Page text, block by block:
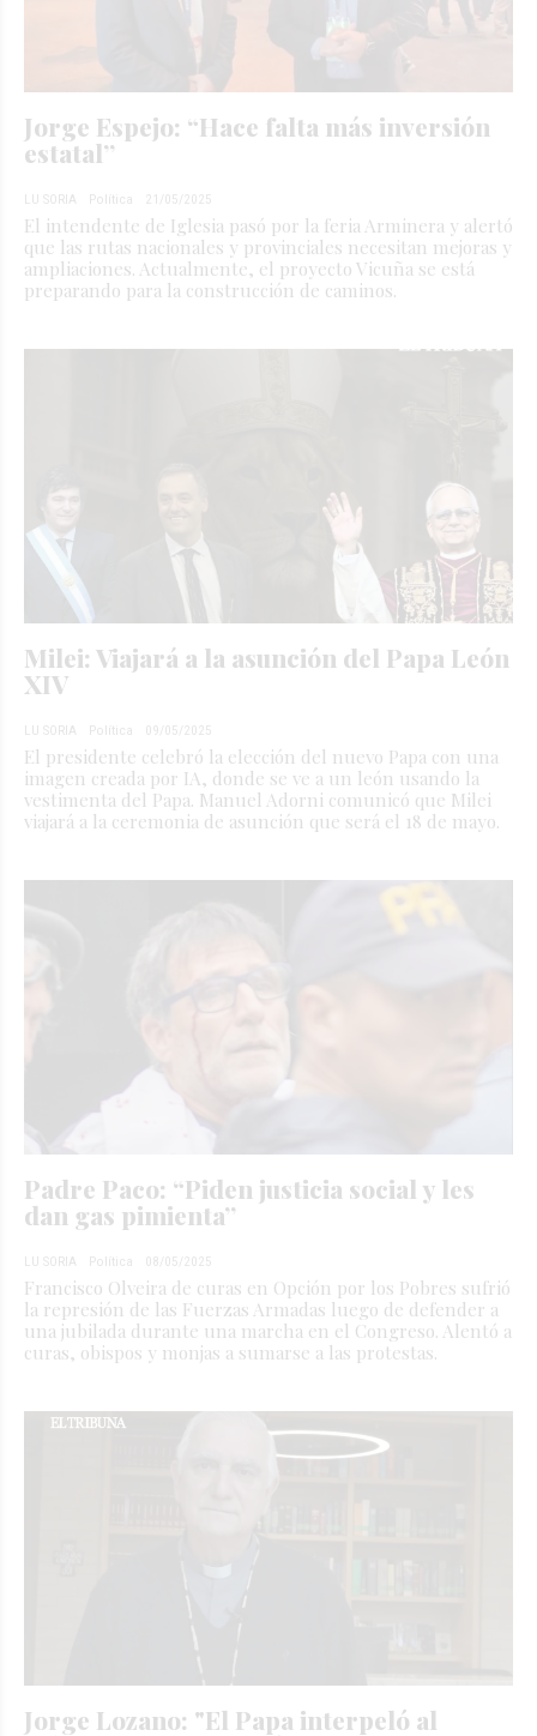
Jorge Espejo: “Hace falta más inversión
estatal”
LU SORIA Política 21/05/2025
El intendente de Iglesia pasó por la feria Arminera y alertó
que las rutas nacionales y provinciales necesitan mejoras y
ampliaciones. Actualmente, el proyecto Vicuña se está
preparando para la construcción de caminos.
Milei: Viajará a la asunción del Papa León
XIV
LU SORIA Política 09/05/2025
El presidente celebró la elección del nuevo Papa con una
imagen creada por IA, donde se ve a un león usando la
vestimenta del Papa. Manuel Adorni comunicó que Milei
viajará a la ceremonia de asunción que será el 18 de mayo.
Padre Paco: “Piden justicia social y les
dan gas pimienta”
LU SORIA Política 08/05/2025
Francisco Olveira de curas en Opción por los Pobres sufrió
la represión de las Fuerzas Armadas luego de defender a
una jubilada durante una marcha en el Congreso. Alentó a
curas, obispos y monjas a sumarse a las protestas.
Jorge Lozano: "El Papa interpeló al